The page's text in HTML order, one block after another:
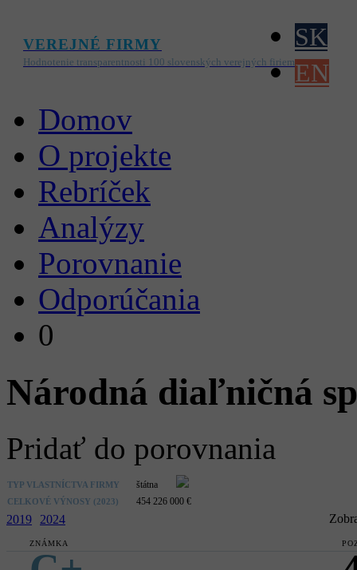
VEREJNÉ FIRMY
Hodnotenie transparentnosti 100 slovenských verejných firiem
SK
EN
Domov
O projekte
Rebríček
Analýzy
Porovnanie
Odporúčania
0
Národná diaľničná
Pridať do porovnania
TYP VLASTNÍCTVA FIRMY štátna
CELKOVÉ VÝNOSY (2023) 454 226 000 €
2019 2024
ZNÁMKA